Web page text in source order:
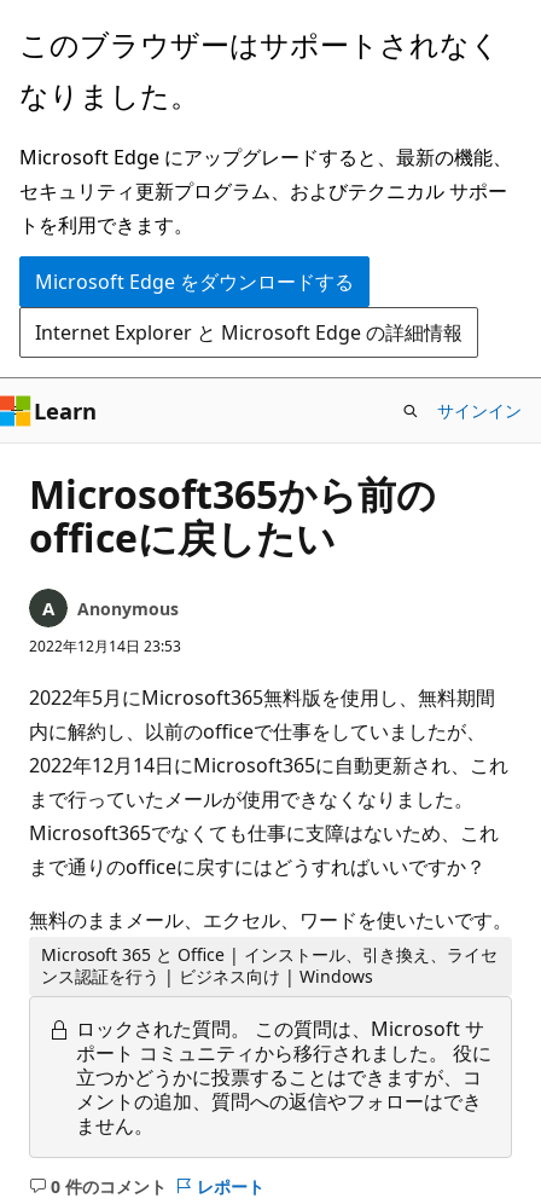
メ
ン
ン
テ
ン
ツ
に
ス
キ
ッ
プ
このブラウザーはサポートされなく
なりました。
Microsoft Edge にアップグレードすると、最新の機能、
セキュリティ更新プログラム、およびテクニカル サポー
トを利用できます。
Microsoft Edge をダウンロードする
Internet Explorer と Microsoft Edge の詳細情報
Learn サインイン
Microsoft365から前の
officeに戻したい
Anonymous
2022年12月14日 23:53
2022年5月にMicrosoft365無料版を使用し、無料期間
内に解約し、以前のofficeで仕事をしていましたが、
2022年12月14日にMicrosoft365に自動更新され、これ
まで行っていたメールが使用できなくなりました。
Microsoft365でなくても仕事に支障はないため、これ
まで通りのofficeに戻すにはどうすればいいですか？
無料のままメール、エクセル、ワードを使いたいです。
Microsoft 365 と Office | インストール、引き換え、ライセ
ンス認証を行う | ビジネス向け | Windows
ロックされた質問。
この質問は、Microsoft サ
ポート コミュニティから移行されました。 役に
立つかどうかに投票することはできますが、コ
メントの追加、質問への返信やフォローはでき
ません。
0 件のコメント
コ
レポート